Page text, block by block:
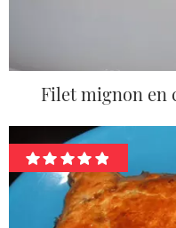
Filet mignon en